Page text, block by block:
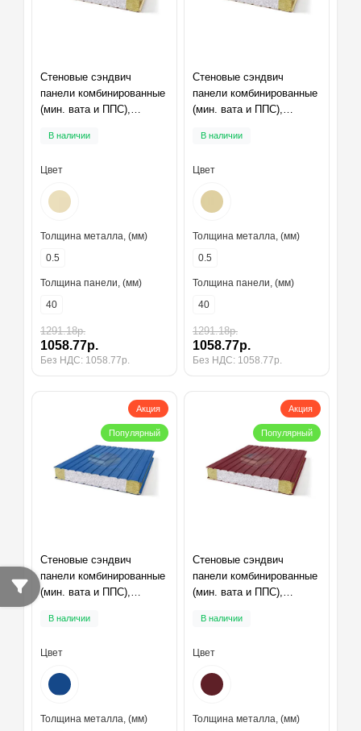
Стеновые сэндвич
панели комбинированные
(мин. вата и ППС),
толщина 40 мм, RAL1015
В наличии
Цвет
Толщина металла, (мм)
0.5
Толщина панели, (мм)
40
1291.18р.
1058.77р.
Без НДС: 1058.77р.
Стеновые сэндвич
панели комбинированные
(мин. вата и ППС),
толщина 40 мм, RAL1014
В наличии
Цвет
Толщина металла, (мм)
0.5
Толщина панели, (мм)
40
1291.18р.
1058.77р.
Без НДС: 1058.77р.
Акция
Популярный
Стеновые сэндвич
панели комбинированные
(мин. вата и ППС),
толщина 40 мм, RAL5005
В наличии
Цвет
Толщина металла, (мм)
Акция
Популярный
Стеновые сэндвич
панели комбинированные
(мин. вата и ППС),
толщина 40 мм, RAL3005
В наличии
Цвет
Толщина металла, (мм)